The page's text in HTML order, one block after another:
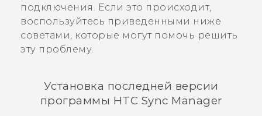
подключения. Если это происходит,
воспользуйтесь приведенными ниже
советами, которые могут помочь решить
эту проблему.
Установка последней версии
программы HTC Sync Manager